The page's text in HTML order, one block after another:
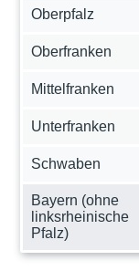
Oberpfalz
Oberfranken
Mittelfranken
Unterfranken
Schwaben
Bayern (ohne
linksrheinische
Pfalz)